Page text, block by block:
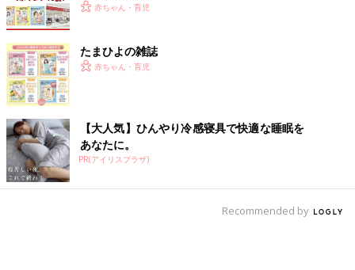
出典：Instagramアカウント「pajamakazoku」
パジャマ家族さんは「園芸用噴霧器」と「メラミンスポンジ」を
購入。何度もシュッシュと吹きかける霧吹きとは違い、こちらの
園芸用噴霧器は水圧が強いので、サッシの汚れを飛ばしたり窓に
水を吹きかけたりと使い勝手も良いんだそう！水で濡らしたメラ
ミンスポンジを使えば、網戸もキレイになるんだとか。窓掃除は
寒くなる前に！とのことで、おすすめのようですよ。
シンクはコレでピッカピカ！「多目的クレンザー」
赤ちゃん・育児
たまひよの雑誌
赤ちゃん・育児
【大人気】ひんやり冷感寝具で快適な睡眠を
あなたに。
PR(アイリスプラザ)
Recommended by